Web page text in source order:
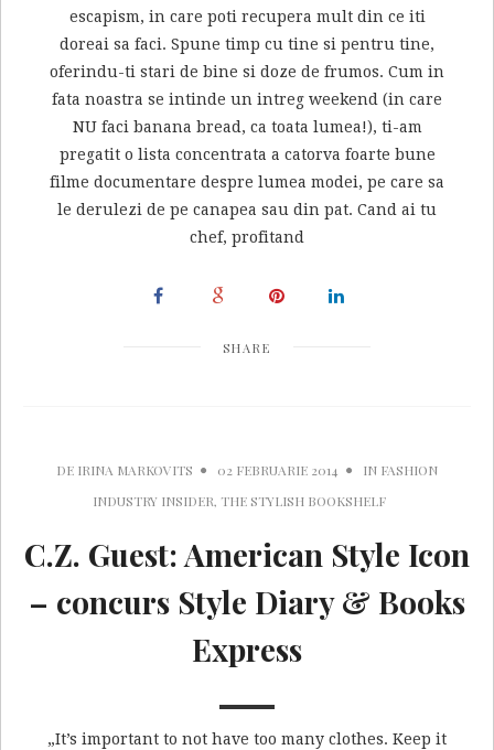
escapism, in care poti recupera mult din ce iti
doreai sa faci. Spune timp cu tine si pentru tine,
oferindu-ti stari de bine si doze de frumos. Cum in
fata noastra se intinde un intreg weekend (in care
NU faci banana bread, ca toata lumea!), ti-am
pregatit o lista concentrata a catorva foarte bune
filme documentare despre lumea modei, pe care sa
le derulezi de pe canapea sau din pat. Cand ai tu
chef, profitand
SHARE
DE IRINA MARKOVITS 02 FEBRUARIE 2014 IN FASHION
INDUSTRY INSIDER, THE STYLISH BOOKSHELF
C.Z. Guest: American Style Icon
– concurs Style Diary & Books
Express
„It’s important to not have too many clothes. Keep it